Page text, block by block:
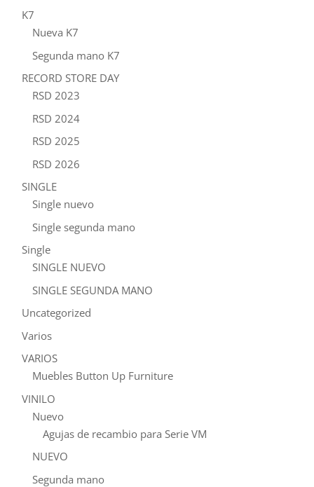
K7
Nueva K7
Segunda mano K7
RECORD STORE DAY
RSD 2023
RSD 2024
RSD 2025
RSD 2026
SINGLE
Single nuevo
Single segunda mano
Single
SINGLE NUEVO
SINGLE SEGUNDA MANO
Uncategorized
Varios
VARIOS
Muebles Button Up Furniture
VINILO
Nuevo
Agujas de recambio para Serie VM
NUEVO
Segunda mano